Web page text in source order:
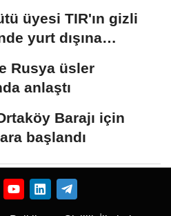
üyesi TIR'ın gizli
yurt dışına
Rusya üsler
anlaştı
Barajı için
başlandı